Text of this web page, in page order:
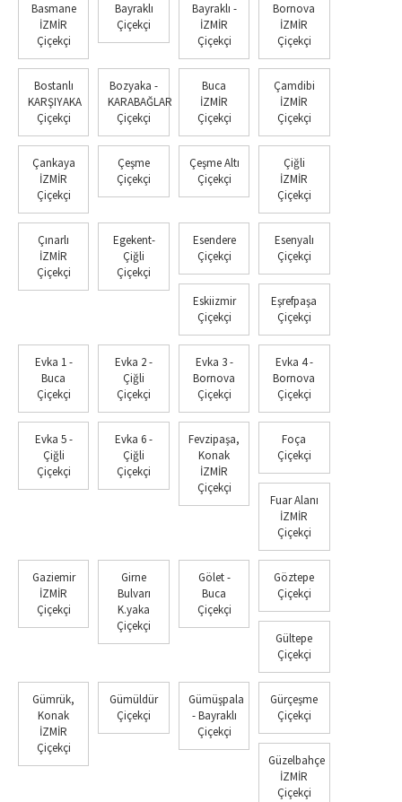
Basmane
İZMİR
Çiçekçi
Bayraklı
Çiçekçi
Bayraklı -
İZMİR
Çiçekçi
Bornova
İZMİR
Çiçekçi
Bostanlı
KARŞIYAKA
Çiçekçi
Bozyaka -
KARABAĞLAR
Çiçekçi
Buca
İZMİR
Çiçekçi
Çamdibi
İZMİR
Çiçekçi
Çankaya
İZMİR
Çiçekçi
Çeşme
Çiçekçi
Çeşme Altı
Çiçekçi
Çiğli
İZMİR
Çiçekçi
Çınarlı
İZMİR
Çiçekçi
Egekent-
Çiğli
Çiçekçi
Esendere
Çiçekçi
Esenyalı
Çiçekçi
Eskiizmir
Çiçekçi
Eşrefpaşa
Çiçekçi
Evka 1 -
Buca
Çiçekçi
Evka 2 -
Çiğli
Çiçekçi
Evka 3 -
Bornova
Çiçekçi
Evka 4 -
Bornova
Çiçekçi
Evka 5 -
Çiğli
Çiçekçi
Evka 6 -
Çiğli
Çiçekçi
Fevzipaşa,
Konak
İZMİR
Çiçekçi
Foça
Çiçekçi
Fuar Alanı
İZMİR
Çiçekçi
Gaziemir
İZMİR
Çiçekçi
Girne
Bulvarı
K.yaka
Çiçekçi
Gölet -
Buca
Çiçekçi
Göztepe
Çiçekçi
Gültepe
Çiçekçi
Gümrük,
Konak
İZMİR
Çiçekçi
Gümüldür
Çiçekçi
Gümüşpala
- Bayraklı
Çiçekçi
Gürçeşme
Çiçekçi
Güzelbahçe
İZMİR
Çiçekçi